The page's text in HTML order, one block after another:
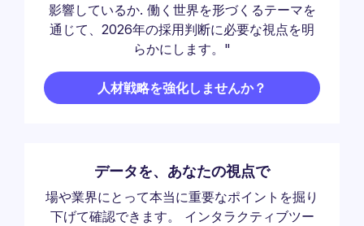
影響しているか. 働く世界を形づくるテーマを
通じて、2026年の採用判断に必要な視点を明
らかにします。"
人材戦略を強化しませんか？
データを、あなたの視点で
場や業界にとって本当に重要なポイントを掘り
下げて確認できます。 インタラクティブツー